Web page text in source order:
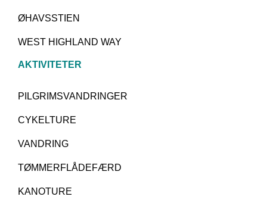
ØHAVSSTIEN
WEST HIGHLAND WAY
AKTIVITETER
PILGRIMSVANDRINGER
CYKELTURE
VANDRING
TØMMERFLÅDEFÆRD
KANOTURE